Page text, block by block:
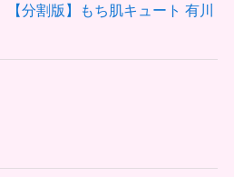
分割版】もち肌キュート 有川